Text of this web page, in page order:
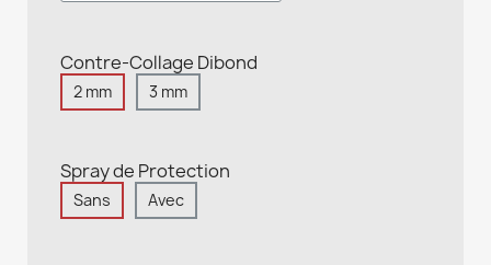
Contre-Collage Dibond
2 mm 3 mm
Spray de Protection
Sans Avec